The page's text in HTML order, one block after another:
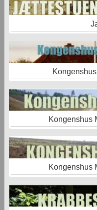
Kongenshus
Kongenshus